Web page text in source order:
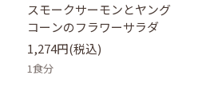
スモークサーモンとヤング
コーンのフラワーサラダ
1,274円(税込)
1食分